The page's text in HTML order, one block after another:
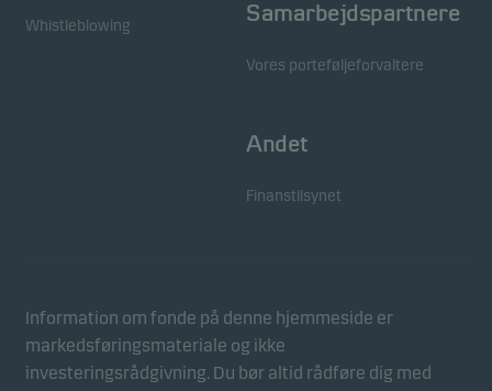
Whistleblowing
Samarbejdspartnere
Vores porteføljeforvaltere
Andet
Finanstilsynet
Information om fonde på denne hjemmeside er
markedsføringsmateriale og ikke
investeringsrådgivning. Du bør altid rådføre dig med